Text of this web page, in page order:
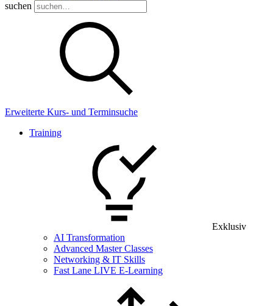
suchen
Erweiterte Kurs- und Terminsuche
Training
Exklusiv
AI Transformation
Advanced Master Classes
Networking & IT Skills
Fast Lane LIVE E-Learning